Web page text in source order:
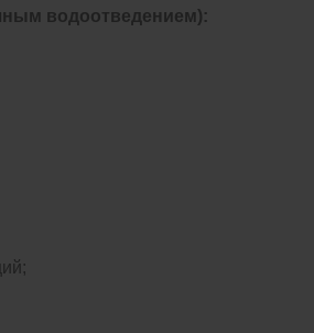
водоотведением):